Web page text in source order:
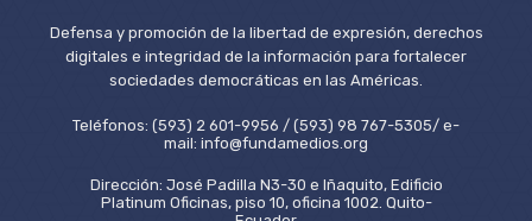
Defensa y promoción de la libertad de expresión, derechos
digitales e integridad de la información para fortalecer
sociedades democráticas en las Américas.
Teléfonos: (593) 2 601-9956 / (593) 98 767-5305/ e-
mail: info@fundamedios.org
Dirección: José Padilla N3-30 e Iñaquito, Edificio
Platinum Oficinas, piso 10, oficina 1002. Quito-